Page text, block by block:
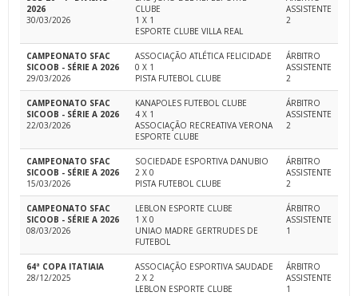
2026
30/03/2026
CLUBE
1 X 1
ESPORTE CLUBE VILLA REAL
ASSISTENTE
2
CAMPEONATO SFAC
SICOOB - SÉRIE A 2026
29/03/2026
ASSOCIAÇÃO ATLÉTICA FELICIDADE
0 X 1
PISTA FUTEBOL CLUBE
ÁRBITRO
ASSISTENTE
2
CAMPEONATO SFAC
SICOOB - SÉRIE A 2026
22/03/2026
KANAPOLES FUTEBOL CLUBE
4 X 1
ASSOCIAÇÃO RECREATIVA VERONA
ESPORTE CLUBE
ÁRBITRO
ASSISTENTE
2
CAMPEONATO SFAC
SICOOB - SÉRIE A 2026
15/03/2026
SOCIEDADE ESPORTIVA DANUBIO
2 X 0
PISTA FUTEBOL CLUBE
ÁRBITRO
ASSISTENTE
2
CAMPEONATO SFAC
SICOOB - SÉRIE A 2026
08/03/2026
LEBLON ESPORTE CLUBE
1 X 0
UNIAO MADRE GERTRUDES DE
FUTEBOL
ÁRBITRO
ASSISTENTE
1
64ª COPA ITATIAIA
28/12/2025
ASSOCIAÇÃO ESPORTIVA SAUDADE
2 X 2
LEBLON ESPORTE CLUBE
ÁRBITRO
ASSISTENTE
1